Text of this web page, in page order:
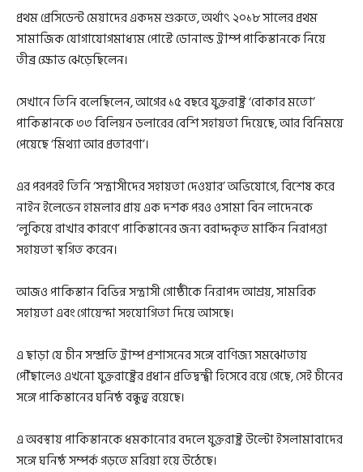
প্রথম প্রেসিডেন্ট মেয়াদের একদম শুরুতে, অর্থাৎ ২০১৮ সালের প্রথম
সামাজিক যোগাযোগমাধ্যম পোস্টে ডোনাল্ড ট্রাম্প পাকিস্তানকে নিয়ে
তীব্র ক্ষোভ ঝেড়েছিলেন।
সেখানে তিনি বলেছিলেন, আগের ১৫ বছরে যুক্তরাষ্ট্র ‘বোকার মতো’
পাকিস্তানকে ৩৩ বিলিয়ন ডলারের বেশি সহায়তা দিয়েছে, আর বিনিময়ে
পেয়েছে ‘মিথ্যা আর প্রতারণা’।
এর পরপরই তিনি ‘সন্ত্রাসীদের সহায়তা দেওয়ার’ অভিযোগে, বিশেষ করে
নাইন ইলেভেন হামলার প্রায় এক দশক পরও ওসামা বিন লাদেনকে
‘লুকিয়ে রাখার কারণে’ পাকিস্তানের জন্য বরাদ্দকৃত মার্কিন নিরাপত্তা
সহায়তা স্থগিত করেন।
আজও পাকিস্তান বিভিন্ন সন্ত্রাসী গোষ্ঠীকে নিরাপদ আশ্রয়, সামরিক
সহায়তা এবং গোয়েন্দা সহযোগিতা দিয়ে আসছে।
এ ছাড়া যে চীন সম্প্রতি ট্রাম্প প্রশাসনের সঙ্গে বাণিজ্য সমঝোতায়
পৌঁছালেও এখনো যুক্তরাষ্ট্রের প্রধান প্রতিদ্বন্দ্বী হিসেবে রয়ে গেছে, সেই চীনের
সঙ্গে পাকিস্তানের ঘনিষ্ঠ বন্ধুত্ব রয়েছে।
এ অবস্থায় পাকিস্তানকে ধমকানোর বদলে যুক্তরাষ্ট্র উল্টো ইসলামাবাদের
সঙ্গে ঘনিষ্ঠ সম্পর্ক গড়তে মরিয়া হয়ে উঠেছে।